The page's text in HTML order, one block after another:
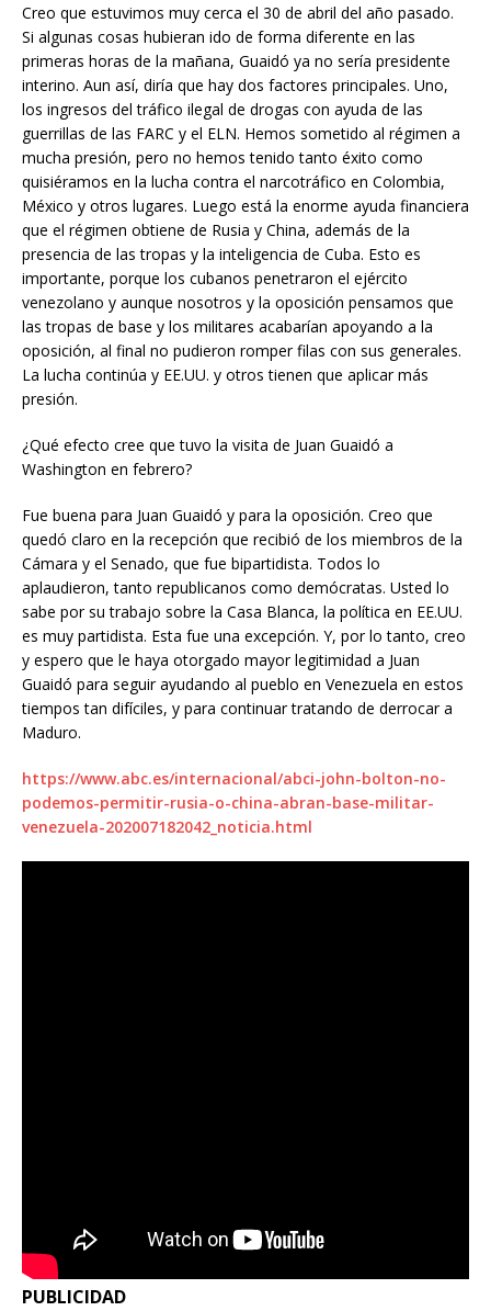
Creo que estuvimos muy cerca el 30 de abril del año pasado.
Si algunas cosas hubieran ido de forma diferente en las
primeras horas de la mañana, Guaidó ya no sería presidente
interino. Aun así, diría que hay dos factores principales. Uno,
los ingresos del tráfico ilegal de drogas con ayuda de las
guerrillas de las FARC y el ELN. Hemos sometido al régimen a
mucha presión, pero no hemos tenido tanto éxito como
quisiéramos en la lucha contra el narcotráfico en Colombia,
México y otros lugares. Luego está la enorme ayuda financiera
que el régimen obtiene de Rusia y China, además de la
presencia de las tropas y la inteligencia de Cuba. Esto es
importante, porque los cubanos penetraron el ejército
venezolano y aunque nosotros y la oposición pensamos que
las tropas de base y los militares acabarían apoyando a la
oposición, al final no pudieron romper filas con sus generales.
La lucha continúa y EE.UU. y otros tienen que aplicar más
presión.
¿Qué efecto cree que tuvo la visita de Juan Guaidó a
Washington en febrero?
Fue buena para Juan Guaidó y para la oposición. Creo que
quedó claro en la recepción que recibió de los miembros de la
Cámara y el Senado, que fue bipartidista. Todos lo
aplaudieron, tanto republicanos como demócratas. Usted lo
sabe por su trabajo sobre la Casa Blanca, la política en EE.UU.
es muy partidista. Esta fue una excepción. Y, por lo tanto, creo
y espero que le haya otorgado mayor legitimidad a Juan
Guaidó para seguir ayudando al pueblo en Venezuela en estos
tiempos tan difíciles, y para continuar tratando de derrocar a
Maduro.
https://www.abc.es/internacional/abci-john-bolton-no-
podemos-permitir-rusia-o-china-abran-base-militar-
venezuela-202007182042_noticia.html
PUBLICIDAD